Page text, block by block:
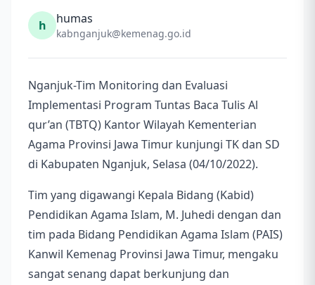
h humas
kabnganjuk@kemenag.go.id
Nganjuk-Tim Monitoring dan Evaluasi
Implementasi Program Tuntas Baca Tulis Al
qur’an (TBTQ) Kantor Wilayah Kementerian
Agama Provinsi Jawa Timur kunjungi TK dan SD
di Kabupaten Nganjuk, Selasa (04/10/2022).
Tim yang digawangi Kepala Bidang (Kabid)
Pendidikan Agama Islam, M. Juhedi dengan dan
tim pada Bidang Pendidikan Agama Islam (PAIS)
Kanwil Kemenag Provinsi Jawa Timur, mengaku
sangat senang dapat berkunjung dan